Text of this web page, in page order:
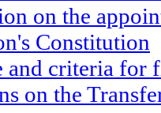
on the
Constitution
and criteria for
on the